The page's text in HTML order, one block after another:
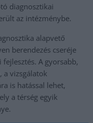
diagnosztikai
az intézménybe.
alapvető
berendezés cseréje
A gyorsabb,
a vizsgálatok
is hatással lehet,
a térség egyik